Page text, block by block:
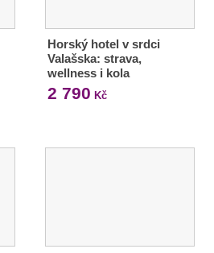
Horský hotel v srdci
Valašska: strava,
wellness i kola
2 790 Kč